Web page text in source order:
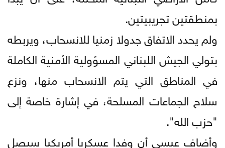
بمنطقتين تجريبيتين.
ولم يحدد الاتفاق جدولا زمنيا للانسحاب، ويربطه
بتولي الجيش اللبناني المسؤولية الأمنية الكاملة
في المناطق التي يتم الانسحاب منها، ونزع
سلاح الجماعات المسلحة، في إشارة خاصة إلى
"حزب الله".
وأضاف عيسى أن وفدا عسكريا أمريكيا سيصل